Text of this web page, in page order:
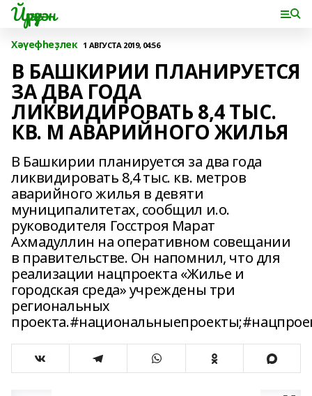
Йүрүҙән
Хәүефһеҙлек 1 АВГУСТА 2019, 04:56
В БАШКИРИИ ПЛАНИРУЕТСЯ
ЗА ДВА ГОДА
ЛИКВИДИРОВАТЬ 8,4 ТЫС.
КВ. М АВАРИЙНОГО ЖИЛЬЯ
В Башкирии планируется за два года
ликвидировать 8,4 тыс. кв. метров
аварийного жилья в девяти
муниципалитетах, сообщил и.о.
руководителя Госстроя Марат
Ахмадуллин на оперативном совещании
в правительстве. Он напомнил, что для
реализации нацпроекта «Жилье и
городская среда» учреждены три
региональных